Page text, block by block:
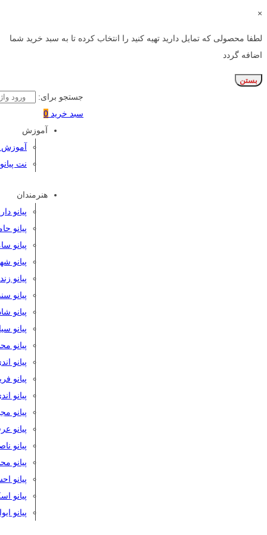
×
لطفا محصولی که تمایل دارید تهیه کنید را انتخاب کرده تا به سبد خرید شما
اضافه گردد
بستن
جستجو برای:
سبد خرید 0
آموزش
آموزش
نت پیانو
هنرمندان
پیانو
پیانو
پیانو
پیانو
پیانو
پیانو
پیانو
پیانو
پیانو
پیانو
پیانو
پیانو
پیانو
پیانو
پیانو
پیانو
پیانو
پیانو
پیانو